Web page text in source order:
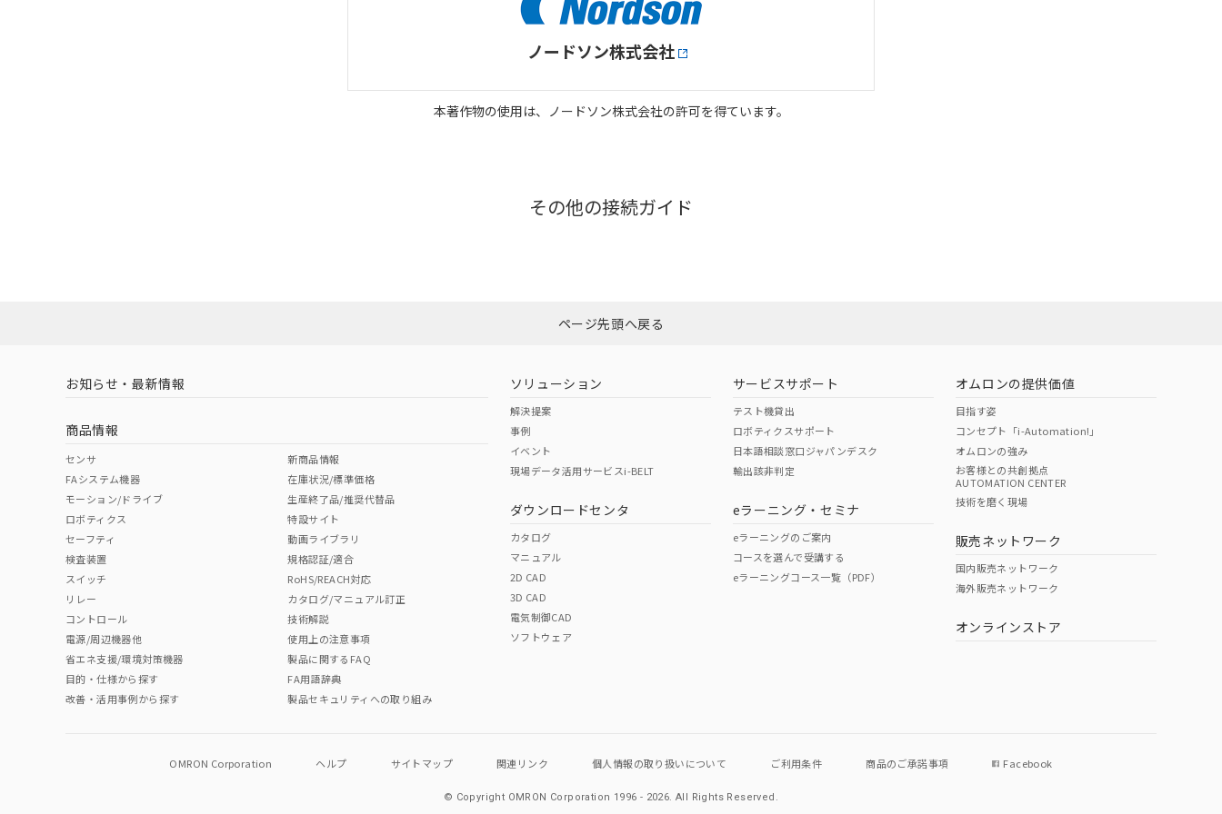
ノードソン株式会社
本著作物の使用は、ノードソン株式会社の許可を得ています。
その他の接続ガイド
ページ先頭へ戻る
お知らせ・最新情報
商品情報
センサ
FAシステム機器
モーション/ドライブ
ロボティクス
セーフティ
検査装置
スイッチ
リレー
コントロール
電源/周辺機器他
省エネ支援/環境対策機器
目的・仕様から探す
改善・活用事例から探す
新商品情報
在庫状況/標準価格
生産終了品/推奨代替品
特設サイト
動画ライブラリ
規格認証/適合
RoHS/REACH対応
カタログ/マニュアル訂正
技術解説
使用上の注意事項
製品に関するFAQ
FA用語辞典
製品セキュリティへの取り組み
ソリューション
解決提案
事例
イベント
現場データ活用サービスi-BELT
ダウンロードセンタ
カタログ
マニュアル
2D CAD
3D CAD
電気制御CAD
ソフトウェア
サービスサポート
テスト機貸出
ロボティクスサポート
日本語相談窓口ジャパンデスク
輸出該非判定
eラーニング・セミナ
eラーニングのご案内
コースを選んで受講する
eラーニングコース一覧（PDF）
オムロンの提供価値
目指す姿
コンセプト「i-Automation!」
オムロンの強み
お客様との共創拠点
AUTOMATION CENTER
技術を磨く現場
販売ネットワーク
国内販売ネットワーク
海外販売ネットワーク
オンラインストア
OMRON Corporation ヘルプ サイトマップ 関連リンク 個人情報の取り扱いについて ご利用条件 商品のご承諾事項 Facebook
© Copyright OMRON Corporation 1996 - 2026.All Rights Reserved.